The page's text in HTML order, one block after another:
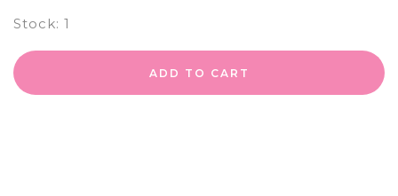
Stock: 1
ADD TO CART